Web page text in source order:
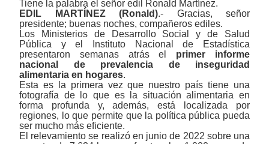
Tiene la palabra el señor edil Ronald Martínez.
EDIL MARTÍNEZ (Ronald).- Gracias, señor
presidente; buenas noches, compañeros ediles.
Los Ministerios de Desarrollo Social y de Salud
Pública y el Instituto Nacional de Estadística
presentaron semanas atrás el primer informe
nacional de prevalencia de inseguridad
alimentaria en hogares.
Esta es la primera vez que nuestro país tiene una
fotografía de lo que es la situación alimentaria en
forma profunda y, además, está localizada por
regiones, lo que permite que la política pública pueda
ser mucho más eficiente.
El relevamiento se realizó en junio de 2022 sobre una